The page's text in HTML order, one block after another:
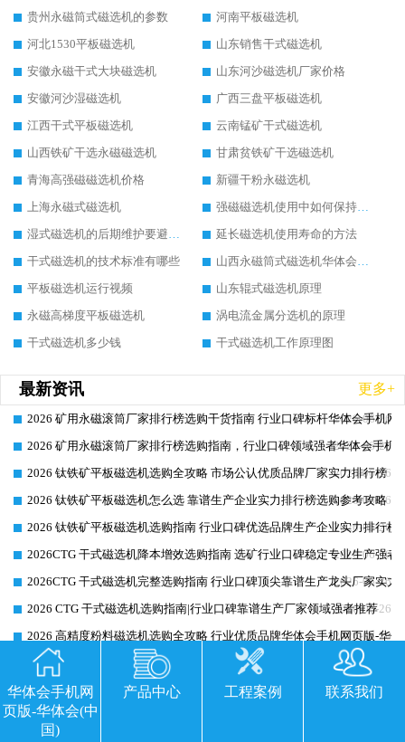
贵州永磁筒式磁选机的参数
河南平板磁选机
河北1530平板磁选机
山东销售干式磁选机
安徽永磁干式大块磁选机
山东河沙磁选机厂家价格
安徽河沙湿磁选机
广西三盘平板磁选机
江西干式平板磁选机
云南锰矿干式磁选机
山西铁矿干选永磁磁选机
甘肃贫铁矿干选磁选机
青海高强磁磁选机价格
新疆干粉永磁选机
上海永磁式磁选机
强磁磁选机使用中如何保持其顺畅运行
湿式磁选机的后期维护要避开哪些坑
延长磁选机使用寿命的方法
干式磁选机的技术标准有哪些
山西永磁筒式磁选机华体会手机网页版-华体会(中国)
平板磁选机运行视频
山东辊式磁选机原理
永磁高梯度平板磁选机
涡电流金属分选机的原理
干式磁选机多少钱
干式磁选机工作原理图
最新资讯 更多+
2026-06-26
2026 矿用永磁滚筒厂家排行榜选购干货指南 行业口碑标杆华体会手机网
2026-06-26
2026 矿用永磁滚筒厂家排行榜选购指南，行业口碑领域强者华体会手机
2026-06-26
2026 钛铁矿平板磁选机选购全攻略 市场公认优质品牌厂家实力排行榜
2026-06-26
2026 钛铁矿平板磁选机怎么选 靠谱生产企业实力排行榜选购参考攻略
2026-06-26
2026 钛铁矿平板磁选机选购指南 行业口碑优选品牌生产企业实力排行榜
2026-06-26
2026CTG 干式磁选机降本增效选购指南 选矿行业口碑稳定专业生产强者
2026-06-26
2026CTG 干式磁选机完整选购指南 行业口碑顶尖靠谱生产龙头厂家实力
2026-06-26
2026 CTG 干式磁选机选购指南|行业口碑靠谱生产厂家领域强者推荐
2026-06-26
2026 高精度粉料磁选机选购全攻略 行业优质品牌华体会手机网页版-华
2026-06-26
2026 高精度粉料磁选机头部厂家选购指南 行业口碑靠谱品牌推荐 领域
最新工程
华体会手机网
页版-华体会(中
国)
产品中心 工程案例 联系我们